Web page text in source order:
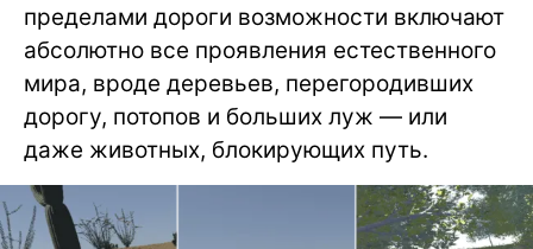
пределами дороги возможности включают
абсолютно все проявления естественного
мира, вроде деревьев, перегородивших
дорогу, потопов и больших луж — или
даже животных, блокирующих путь.